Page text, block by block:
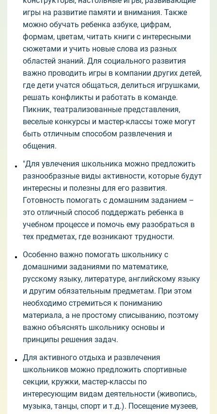
игры на развитие памяти и внимания. Также
можно обучать ребенка азбуке, цифрам,
формам, цветам, читать книги с интересными
сюжетами и учить новые слова из разных
областей знаний. Для социального развития
важно проводить игры в компании других детей,
где дети учатся общаться, делиться игрушками,
решать конфликты и работать в команде.
Пикник, театрализованные представления,
веселые конкурсы и мастер-классы тоже могут
быть отличным способом развлечения и
общения.
"Для увлечения школьника можно предложить
разнообразные виды активности, которые будут
интересны и полезны для его развития.
Готовность помогать с домашним заданием –
это отличный способ поддержать ребенка в
учебном процессе и помочь ему разобраться в
тех предметах, где возникают трудности.
Особенно важно помогать школьнику с
домашними заданиями по математике,
русскому языку, литературе, английскому языку
и другим обязательным предметам. При этом
необходимо стремиться к пониманию
материала, а не простому списыванию, поэтому
важно объяснять школьнику основы и
принципы решения задач.
Для активного отдыха и развлечения
школьников можно предложить спортивные
секции, кружки, мастер-классы по
интересующим видам деятельности (живопись,
музыка, танцы, спорт и т.д.). Посещение музеев,